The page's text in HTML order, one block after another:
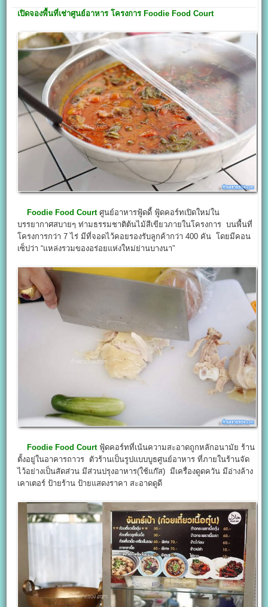
เปิดจองพื้นที่เช่าศูนย์อาหาร โครงการ Foodie Food Court
Foodie Food Courtศูนย์อาหารฟู้ดดี้ ฟู้ดคอร์ทเปิดใหม่ใน
บรรยากาศสบายๆ ท่ามธรรมชาติต้นไม้สีเขียวภายในโครงการ บนพื้นที่
โครงการกว่า 7 ไร่ มีที่จอดไว้คอยรองรับลูกค้ากว่า 400 คัน โดยมีคอน
เซ็ปว่า “แหล่งรวมของอร่อยแห่งใหม่ย่านบางนา”
Foodie Food Courtฟู้ดคอร์ทที่เน้นความสะอาดถูกหลักอนามัย ร้าน
ตั้งอยู่ในอาคารถาวร ตัวร้านเป็นรูปแบบบูธศูนย์อาหาร ที่ภายในร้านจัด
ไว้อย่างเป็นสัดส่วน มีส่วนปรุงอาหาร(ใช้แก๊ส) มีเครื่องดูดควัน มีอ่างล้าง
เคาเตอร์ ป้ายร้าน ป้ายแสดงราคา สะอาดดูดี